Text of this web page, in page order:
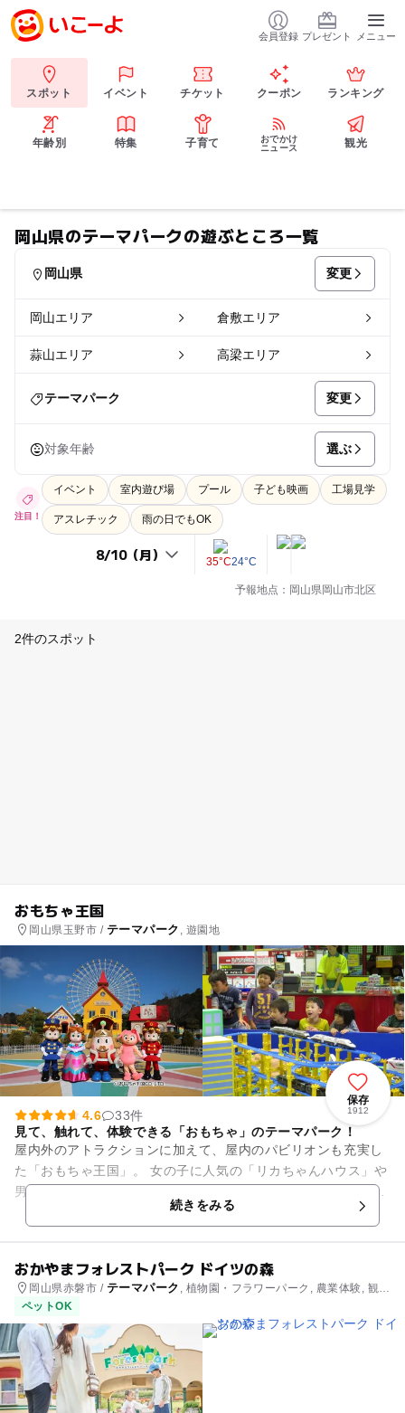
会員登録 プレゼント メニュー
スポット イベント チケット クーポン ランキング
年齢別 特集 子育て
おでかけ
ニュース
観光
岡山県のテーマパークの遊ぶところ一覧
岡山県 変更
岡山エリア 倉敷エリア
蒜山エリア 高梁エリア
テーマパーク 変更
対象年齢 選ぶ
注目！
イベント 室内遊び場 プール 子ども映画 工場見学
アスレチック 雨の日でもOK
35°C24°C
予報地点：岡山県岡山市北区
2件のスポット
おもちゃ王国
岡山県玉野市 / テーマパーク , 遊園地
保存
1912
4.6
33件
見て、触れて、体験できる「おもちゃ」のテーマパーク！
屋内外のアトラクションに加えて、屋内のパビリオンも充実し
た「おもちゃ王国」。 女の子に人気の「リカちゃんハウス」や
男の子に人気の「トミカ・プラレールランド」をはじめ、18ヵ
続きをみる
おかやまフォレストパーク ドイツの森
岡山県赤磐市 / テーマパーク , 植物園・フラワーパーク, 農業体験, 観
光, 観光, 自然体験・アクティビティ, 自然体験・アクティビティ
ペットOK